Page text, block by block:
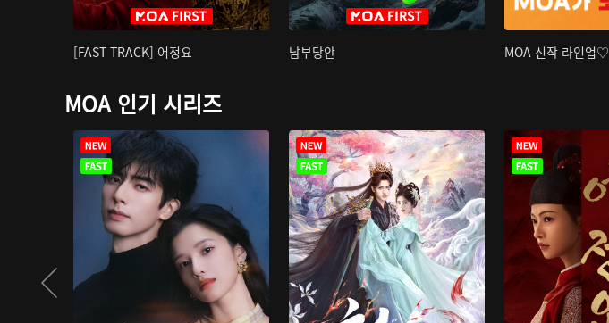
[FAST TRACK] 어정요 남부당안 MOA 신작 라인업♡
MOA 인기 시리즈